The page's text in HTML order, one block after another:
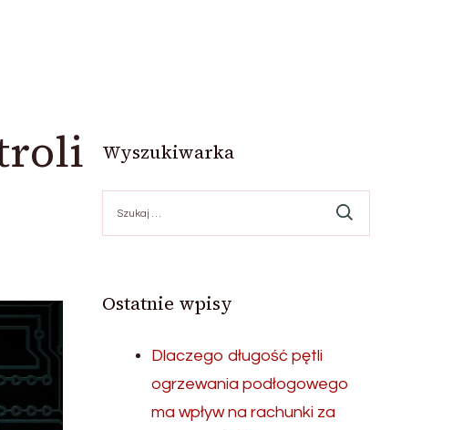
Wyszukiwarka
Ostatnie wpisy
Dlaczego długość pętli
ogrzewania podłogowego
ma wpływ na rachunki za